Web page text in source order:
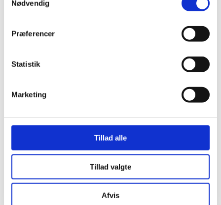
Nødvendig
Præferencer
Statistik
Marketing
Tillad alle
Tillad valgte
Afvis
Her er alle vinderne fra årets Danish
Rainbow Awards